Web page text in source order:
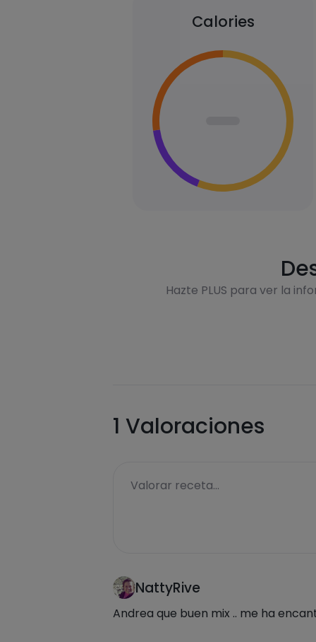
Calories
Hazte PLUS para ver la
1 Valoraciones
Valorar receta...
NattyRive
Andrea que buen mix .. me ha